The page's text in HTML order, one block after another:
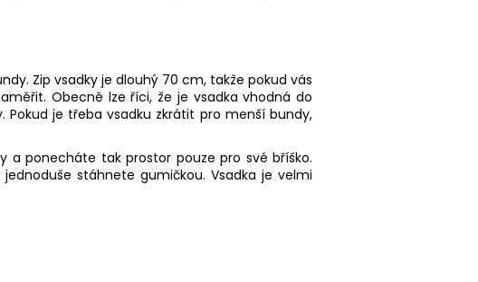
Zip vsadky je dlouhý 70 cm, takže pokud vás
Obecně lze říci, že je vsadka vhodná do
Pokud je třeba vsadku zkrátit pro menší bundy,
a ponecháte tak prostor pouze pro své bříško.
stáhnete gumičkou. Vsadka je velmi